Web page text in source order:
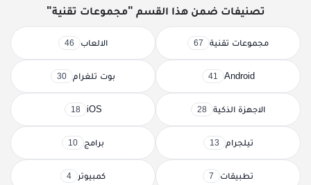
تصنيفات ضمن هذا القسم "مجموعات تقنية"
مجموعات تقنية 67 الالعاب 46
Android
41 بوت تلغرام 30
الاجهزة الذكية 28
iOS
18
تيلجرام 13 برامج 10
تطبيقات 7 كمبيوتر 4